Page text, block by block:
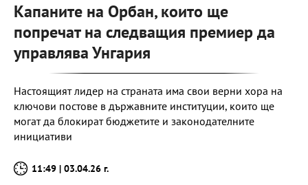
Капаните на Орбан, които ще
попречат на следващия премиер да
управлява Унгария
Настоящият лидер на страната има свои верни хора на
ключови постове в държавните институции, които ще
могат да блокират бюджетите и законодателните
инициативи
11:49 | 03.04.26 г.